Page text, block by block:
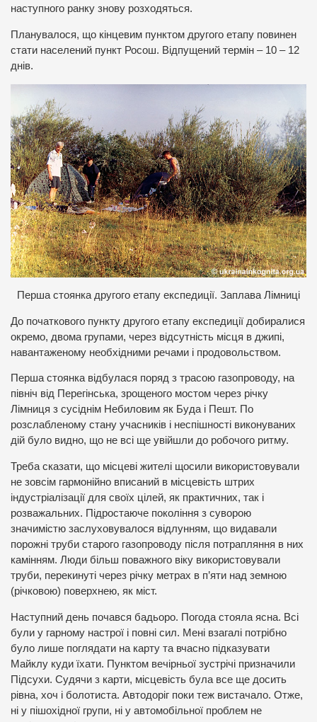
наступного ранку знову розходяться.
Планувалося, що кінцевим пунктом другого етапу повинен
стати населений пункт Росош. Відпущений термін – 10 – 12
днів.
Перша стоянка другого етапу експедиції. Заплава Лімниці
До початкового пункту другого етапу експедиції добиралися
окремо, двома групами, через відсутність місця в джипі,
навантаженому необхідними речами і продовольством.
Перша стоянка відбулася поряд з трасою газопроводу, на
північ від Перегінська, зрощеного мостом через річку
Лімниця з сусіднім Небиловим як Буда і Пешт. По
розслабленому стану учасників і неспішності виконуваних
дій було видно, що не всі ще увійшли до робочого ритму.
Треба сказати, що місцеві жителі щосили використовували
не зовсім гармонійно вписаний в місцевість штрих
індустріалізації для своїх цілей, як практичних, так і
розважальних. Підростаюче покоління з суворою
значимістю заслуховувалося відлунням, що видавали
порожні труби старого газопроводу після потрапляння в них
камінням. Люди більш поважного віку використовували
труби, перекинуті через річку метрах в п’яти над земною
(річковою) поверхнею, як міст.
Наступний день почався бадьоро. Погода стояла ясна. Всі
були у гарному настрої і повні сил. Мені взагалі потрібно
було лише поглядати на карту та вчасно підказувати
Майклу куди їхати. Пунктом вечірньої зустрічі призначили
Підсухи. Судячи з карти, місцевість була все ще досить
рівна, хоч і болотиста. Автодоріг поки теж вистачало. Отже,
ні у пішохідної групи, ні у автомобільної проблем не